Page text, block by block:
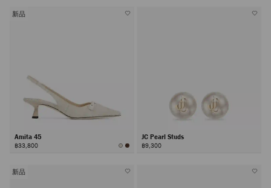
新品
Amita 45
฿33,800
JC Pearl Studs
฿9,300
新品